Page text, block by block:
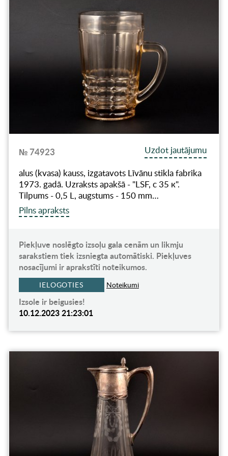
№ 74923
Uzdot jautājumu
alus (kvasa) kauss, izgatavots Līvānu stikla fabrika
1973. gadā. Uzraksts apakšā - "LSF, с 35 к".
Tilpums - 0,5 L, augstums - 150 mm…
Pilns apraksts
Piekļuve noslēgto izsoļu gala cenām un likmju
sarakstiem tiek izsniegta automātiski. Piekļuves
nosacījumi ir aprakstīti noteikumos.
IELOGOTIES Noteikumi
Izsole ir beigusies!
10.12.2023 21:23:01